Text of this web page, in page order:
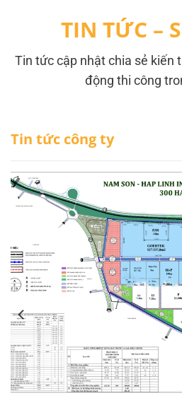
TIN TỨC –
Tin tức cập nhật chia sẻ kiến
động thi công
Tin tức công ty